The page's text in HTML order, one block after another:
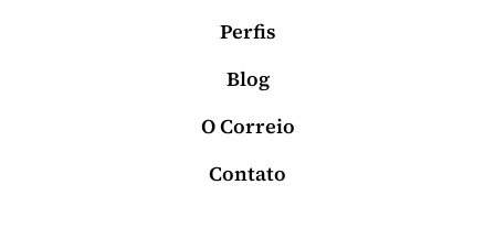
Perfis
Blog
O Correio
Contato